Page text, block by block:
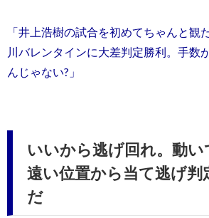
「井上浩樹の試合を初めてちゃんと観
川バレンタインに大差判定勝利。手数
んじゃない?」
いいから逃げ回れ。動い
遠い位置から当て逃げ判
だ